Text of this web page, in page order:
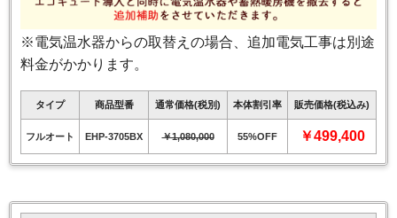
※電気温水器からの取替えの場合、追加電気工事は別途
料金がかかります。
タイプ 商品型番 通常価格(税別) 本体割引率 販売価格(税込み)
フルオート EHP-3705BX ￥1,080,000 55%OFF ￥499,400